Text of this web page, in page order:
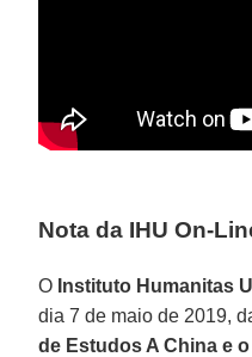
Nota da IHU On-
O Instituto Humanitas
dia 7 de maio de 2019,
de Estudos A China e